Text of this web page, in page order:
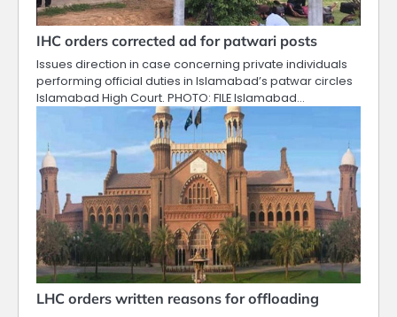
IHC orders corrected ad for patwari posts
Issues direction in case concerning private individuals
performing official duties in Islamabad’s patwar circles
Islamabad High Court. PHOTO: FILE Islamabad…
LHC orders written reasons for offloading